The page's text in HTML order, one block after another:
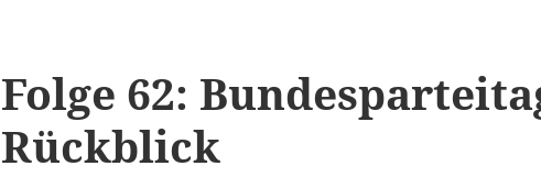
Folge 62:
Rückblick